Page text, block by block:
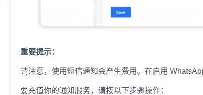
重要提示：
请注意，使用短信通知会产生费用。在启用
要充值你的通知服务，请按以下步骤操作：